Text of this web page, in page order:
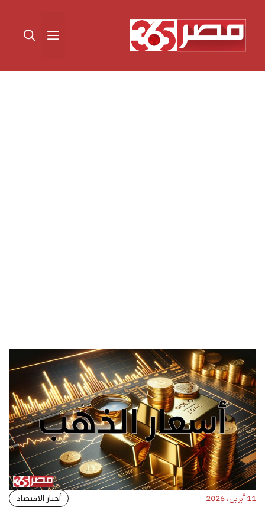
المحتوى القائمة
11 أبريل، 2026 أخبار الاقتصاد